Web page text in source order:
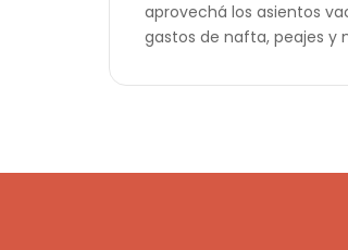
aprovechá los asientos
gastos de nafta, peajes y